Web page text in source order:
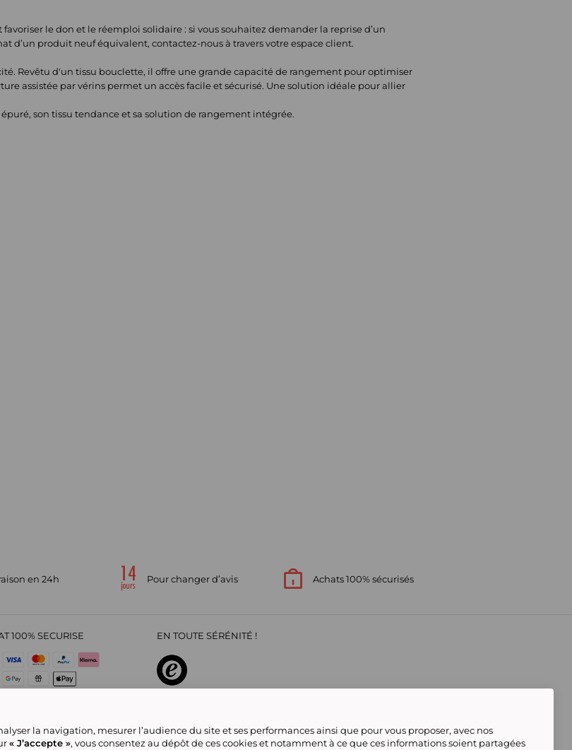
le don et le réemploi solidaire : si vous souhaitez demander la reprise d’un
d’un produit neuf équivalent, contactez-nous à travers votre espace client.
Revêtu d'un tissu bouclette, il offre une grande capacité de rangement pour optimiser
assistée par vérins permet un accès facile et sécurisé. Une solution idéale pour allier
son tissu tendance et sa solution de rangement intégrée.
en 24h Pour changer d’avis Achats 100% sécurisés
100% SECURISE EN TOUTE SÉRÉNITÉ !
la navigation, mesurer l’audience du site et ses performances ainsi que pour vous proposer, avec nos
« J’accepte », vous consentez au dépôt de ces cookies et notamment à ce que ces informations soient partagées